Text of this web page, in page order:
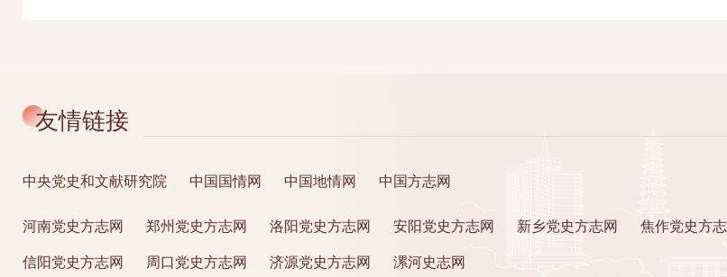
友情链接
中央党史和文献研究院 中国国情网 中国地情网 中国方志网
河南党史方志网 郑州党史方志网 洛阳党史方志网 安阳党史方志网 新乡党史方志网 焦作党史方
信阳党史方志网 周口党史方志网 济源党史方志网 漯河史志网